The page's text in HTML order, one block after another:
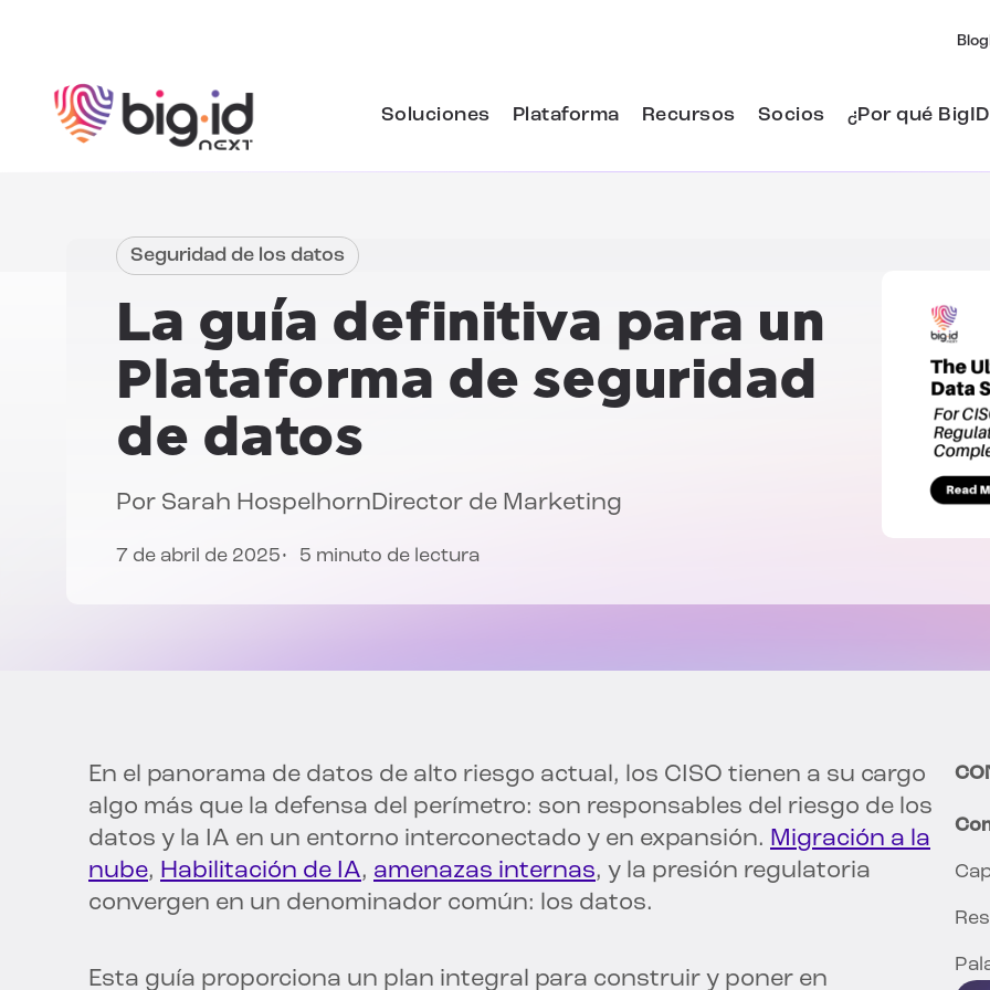
Blog
Soluciones Plataforma Recursos Socios ¿Por qué
Seguridad de los datos
La guía definitiva para un
Plataforma de seguridad
de datos
Por Sarah HospelhornDirector de Marketing
7 de abril de 2025 5 minuto de lectura
En el panorama de datos de alto riesgo actual, los CISO tienen a su cargo
algo más que la defensa del perímetro: son responsables del riesgo de los
datos y la IA en un entorno interconectado y en expansión. Migración a la
nube, Habilitación de IA, amenazas internas, y la presión regulatoria
convergen en un denominador común: los datos.
Esta guía proporciona un plan integral para construir y poner en